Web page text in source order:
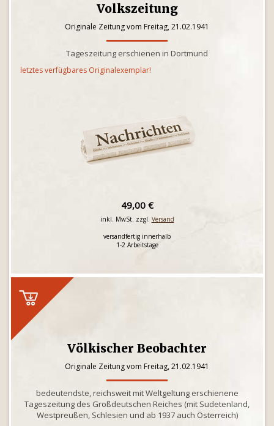
Volkszeitung
Originale Zeitung vom Freitag, 21.02.1941
Tageszeitung erschienen in Dortmund
letztes verfügbares Originalexemplar!
49,00 €
inkl. MwSt. zzgl. Versand
versandfertig innerhalb
1-2 Arbeitstage
Völkischer Beobachter
Originale Zeitung vom Freitag, 21.02.1941
bedeutendste, reichsweit mit Weltgeltung erschienene
Tageszeitung des Großdeutschen Reiches (mit Sudetenland,
Westpreußen, Schlesien und ab 1937 auch Österreich)